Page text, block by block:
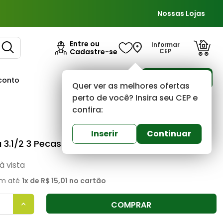
Nossas Lojas
Entre ou
Cadastre-se
Informar
CEP
Quer ver as melhores ofertas
perto de você? Insira seu CEP e
confira:
Inserir Continuar
Fama 0 (0)
2 3 Pecas 1101 FG Zincado Fama
vista
até 1x de R$ 15,01 no cartão
COMPRAR